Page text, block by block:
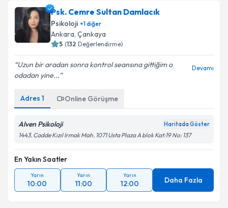
Psk. Cemre Sultan Damlacık
Psikoloji +1diğer
Ankara, Çankaya
5 (132 Değerlendirme)
Uzun bir aradan sonra kontrol seansına gittiğim o
odadan yine...
Devamı
Adres 1 Online Görüşme
Alven Psikoloji Haritada Göster
1443. Cadde Kızıl Irmak Mah. 1071 Usta Plaza A blok Kat:19 No: 137
En Yakın Saatler
Yarın
10:00
Yarın
11:00
Yarın
12:00 Daha Fazla